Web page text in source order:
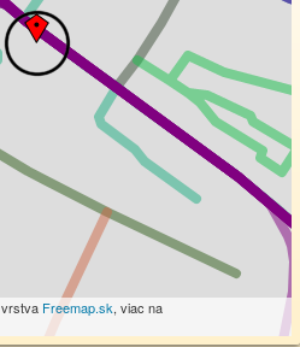
vrstva Freemap.sk, viac na